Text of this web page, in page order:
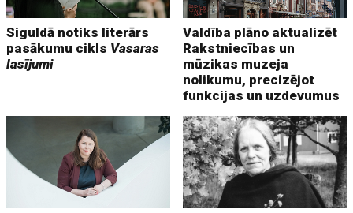
Siguldā notiks literārs
pasākumu cikls Vasaras
lasījumi
Valdība plāno aktualizēt
Rakstniecības un
mūzikas muzeja
nolikumu, precizējot
funkcijas un uzdevumus